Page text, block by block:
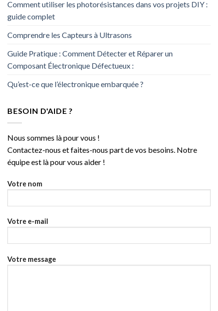
Comment utiliser les photorésistances dans vos projets DIY :
guide complet
Comprendre les Capteurs à Ultrasons
Guide Pratique : Comment Détecter et Réparer un
Composant Électronique Défectueux :
Qu’est-ce que l’électronique embarquée ?
BESOIN D'AIDE ?
Nous sommes là pour vous !
Contactez-nous et faites-nous part de vos besoins. Notre
équipe est là pour vous aider !
Votre nom
Votre e-mail
Votre message